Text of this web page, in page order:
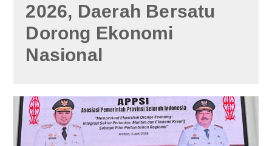
2026, Daerah Bersatu
Dorong Ekonomi
Nasional